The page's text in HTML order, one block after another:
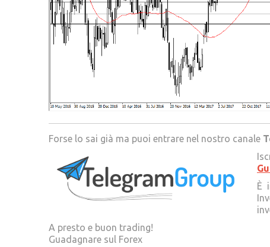
Forse lo sai già ma puoi entrare nel nostro canale
È
A presto e buon trading!
Guadagnare sul Forex